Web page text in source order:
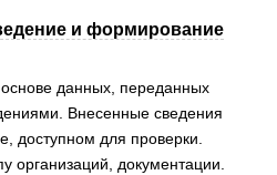
и формирование
данных, переданных
Внесенные сведения
доступном для проверки.
организаций, документации.